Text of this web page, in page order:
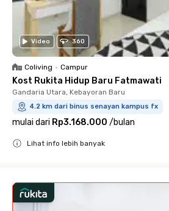
Video 360
Coliving • Campur
Kost Rukita Hidup Baru Fatmawati
Gandaria Utara, Kebayoran Baru
4.2 km dari binus senayan kampus fx
mulai dari Rp3.168.000 /bulan
Lihat info lebih banyak